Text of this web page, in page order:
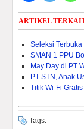
ARTIKEL
Seleksi
SMAN 1 PPU
May Day di PT
PT STN, Anak
Titik Wi-Fi
Tags: